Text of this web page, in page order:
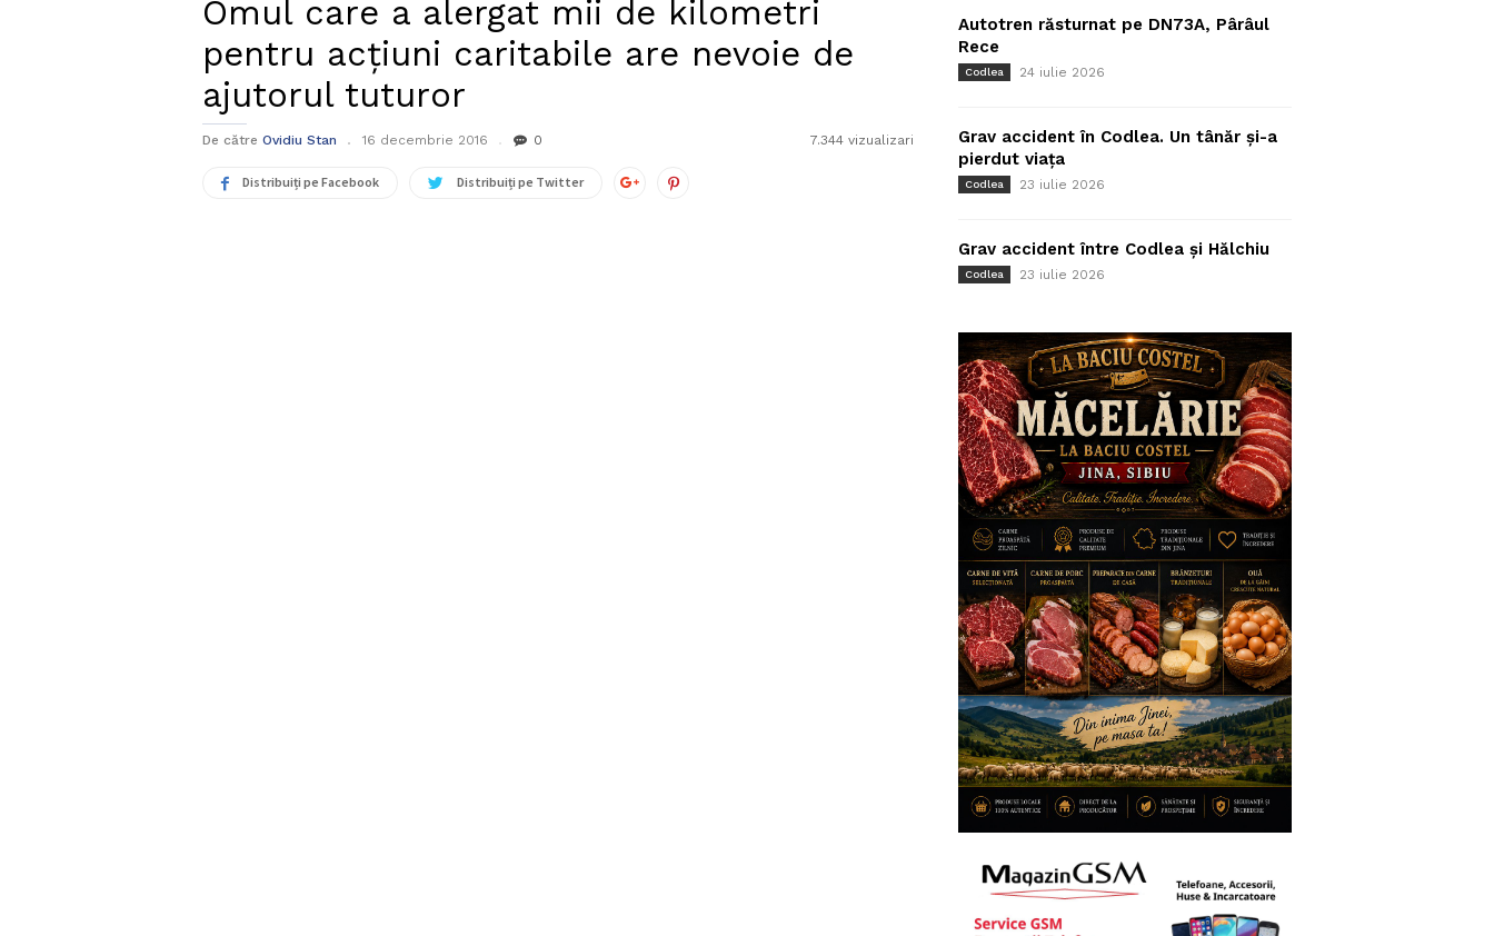
Omul care a alergat mii de kilometri
pentru acțiuni caritabile are nevoie de
ajutorul tuturor
De către Ovidiu Stan 16 decembrie 2016 0 7.344 vizualizari
Distribuiți pe Facebook Distribuiți pe Twitter
Autotren răsturnat pe DN73A, Pârâul
Rece
Codlea 24 iulie 2026
Grav accident în Codlea. Un tânăr și-a
pierdut viața
Codlea 23 iulie 2026
Grav accident între Codlea și Hălchiu
Codlea 23 iulie 2026